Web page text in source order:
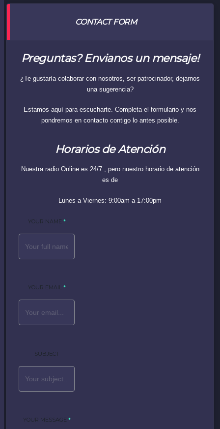
CONTACT FORM
Preguntas? Envianos un mensaje!
¿Te gustaría colaborar con nosotros, ser patrocinador, dejarnos
una sugerencia?
Estamos aquí para escucharte. Completa el formulario y nos
pondremos en contacto contigo lo antes posible.
Horarios de Atención
Nuestra radio Online es 24/7 , pero nuestro horario de atención
es de
Lunes a Viernes: 9:00am a 17:00pm
YOUR NAME *
YOUR EMAIL *
SUBJECT
YOUR MESSAGE *